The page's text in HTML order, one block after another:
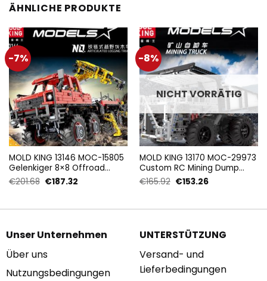
ÄHNLICHE PRODUKTE
-7%
MOLD KING 13146 MOC-15805
Gelenkiger 8×8 Offroad
Truck mit 3068 Teilen
€201.68 Ursprünglicher
€187.32Aktueller
-8%
NICHT VORRÄTIG
MOLD KING 13170 MOC-29973
Custom RC Mining Dump
Truck Muldenkipper mit 2044
Teilen
€165.92 Ursprünglicher
€153.26Aktueller
Unser Unternehmen
Über uns
Nutzungsbedingungen
UNTERSTÜTZUNG
Versand- und
Lieferbedingungen